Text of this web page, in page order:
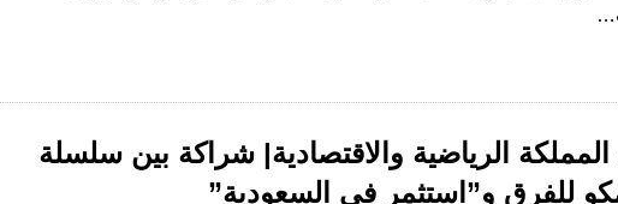
الرياضية والاقتصادية| شراكة بين سلسلة
للفرق و”استثمر في السعودية”